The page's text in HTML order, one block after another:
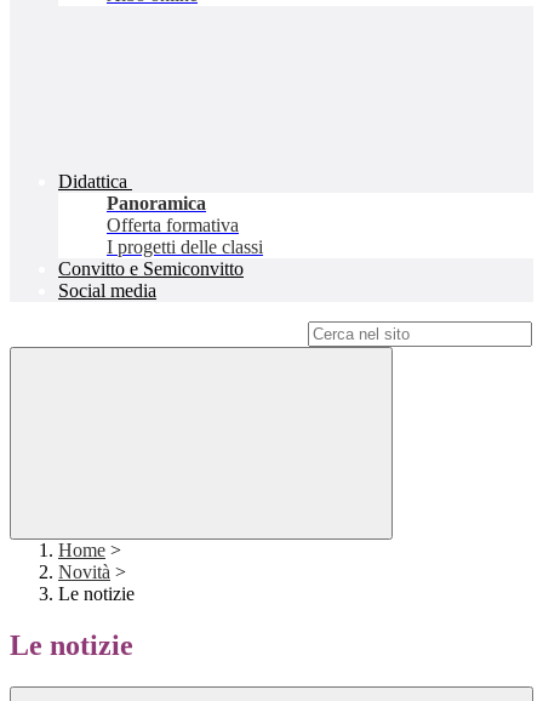
Didattica
Panoramica
Offerta formativa
I progetti delle classi
Convitto e Semiconvitto
Social media
Home >
Novità >
Le notizie
Le notizie